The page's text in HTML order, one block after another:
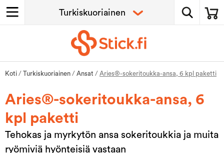
Koti / Turkiskuoriainen / Ansat / Aries®-sokeritoukka-ansa, 6 kpl paketti
Aries®-sokeritoukka-ansa, 6
kpl paketti
Tehokas ja myrkytön ansa sokeritoukkia ja muita
ryömiviä hyönteisiä vastaan